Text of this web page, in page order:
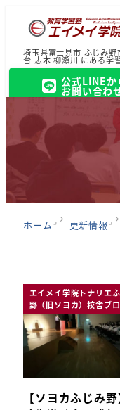
埼玉県富士見市 ふじみ
台 志木 柳瀬川 にある学
公式LINEか
お問い合わ
ホーム 更新情報
エイメイ学院トナリエ
野（旧ソヨカ）校舎ブ
【ソヨカふじみ